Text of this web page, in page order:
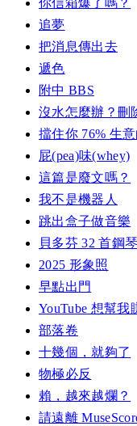
你信箱爆了嗎？
追夢
把消息傳出去
遞色
附中 BBS
沒水怎麼辦？刪
擋住你 76% 生
屁(pea)味(whey)
這篇是廢文嗎？
我不是機器人
跳出盒子做音樂
貝多芬 32 首鋼
2025 形象照
早點出門
YouTube 想幫我
部落卷
十幾個，就夠了
物極必反
賴，越來越爛？
請遠離